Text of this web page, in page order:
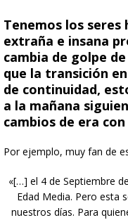
Tenemos los seres
extraña e insana
cambia de golpe
que la transición
de continuidad,
a la mañana
cambios de era
Por ejemplo, muy fan de
«[…] el 4 de Septiembre
Edad Media. Pero esta
nuestros días. Para